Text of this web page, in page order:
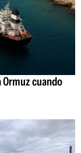
Ormuz cuando